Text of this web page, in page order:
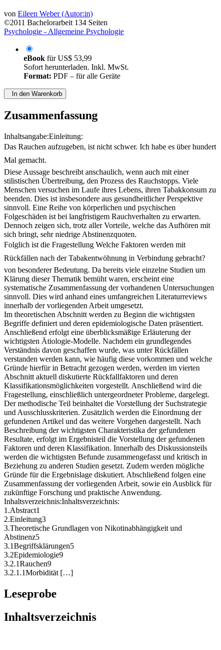
von Eileen Weber (Autor:in)
©2011 Bachelorarbeit 134 Seiten
Psychologie - Allgemeine Psychologie
eBook fürUS$ 53,99
Sofort herunterladen. Inkl. MwSt.
Format: PDF – für alle Geräte
In den Warenkorb
Zusammenfassung
Inhaltsangabe:Einleitung:
Das Rauchen aufzugeben, ist nicht schwer. Ich habe es über hundert
Mal gemacht.
Diese Aussage beschreibt anschaulich, wenn auch mit einer
stilistischen Übertreibung, den Prozess des Rauchstopps. Viele
Menschen versuchen im Laufe ihres Lebens, ihren Tabakkonsum zu
beenden. Dies ist insbesondere aus gesundheitlicher Perspektive
sinnvoll. Eine Reihe von körperlichen und psychischen
Folgeschäden ist bei langfristigem Rauchverhalten zu erwarten.
Dennoch zeigen sich, trotz aller Vorteile, welche das Aufhören mit
sich bringt, sehr niedrige Abstinenzquoten.
Folglich ist die Fragestellung Welche Faktoren werden mit
Rückfällen nach der Tabakentwöhnung in Verbindung gebracht?
von besonderer Bedeutung. Da bereits viele einzelne Studien um
Klärung dieser Thematik bemüht waren, erscheint eine
systematische Zusammenfassung der vorhandenen Untersuchungen
sinnvoll. Dies wird anhand eines umfangreichen Literaturreviews
innerhalb der vorliegenden Arbeit umgesetzt.
Im theoretischen Abschnitt werden zu Beginn die wichtigsten
Begriffe definiert und deren epidemiologische Daten präsentiert.
Anschließend erfolgt eine überblicksmäßige Erläuterung der
wichtigsten Ätiologie-Modelle. Nachdem ein grundlegendes
Verständnis davon geschaffen wurde, was unter Rückfällen
verstanden werden kann, wie häufig diese vorkommen und welche
Gründe hierfür in Betracht gezogen werden, werden im vierten
Abschnitt aktuell diskutierte Rückfallfaktoren und deren
Klassifikationsmöglichkeiten vorgestellt. Anschließend wird die
Fragestellung, einschließlich untergeordneter Probleme, dargelegt.
Der methodische Teil beinhaltet die Vorstellung der Suchstrategie
und Ausschlusskriterien. Zusätzlich werden die Einordnung der
gefundenen Artikel und das weitere Vorgehen dargestellt. Nach
Beschreibung der wichtigsten Charakteristika der gefundenen
Resultate, erfolgt im Ergebnisteil die Vorstellung der gefundenen
Faktoren und deren Klassifikation. Innerhalb des Diskussionsteils
werden die wichtigsten Befunde zusammengefasst und kritisch in
Beziehung zu anderen Studien gesetzt. Zudem werden mögliche
Gründe für die Ergebnislage diskutiert. Abschließend folgen eine
Zusammenfassung der vorliegenden Arbeit, sowie ein Ausblick für
zukünftige Forschung und praktische Anwendung.
Inhaltsverzeichnis:Inhaltsverzeichnis:
1.Abstract1
2.Einleitung3
3.Theoretische Grundlagen von Nikotinabhängigkeit und
Abstinenz5
3.1Begriffsklärungen5
3.2Epidemiologie9
3.2.1Rauchen9
3.2.1.1Morbidität […]
Leseprobe
Inhaltsverzeichnis